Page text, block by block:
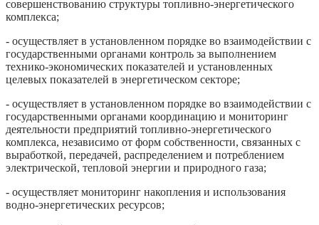
совершенствованию структуры топливно-энергетического
комплекса;
- осуществляет в установленном порядке во взаимодействии с
государственными органами контроль за выполнением
технико-экономических показателей и установленных
целевых показателей в энергетическом секторе;
- осуществляет в установленном порядке во взаимодействии с
государственными органами координацию и мониторинг
деятельности предприятий топливно-энергетического
комплекса, независимо от форм собственности, связанных с
выработкой, передачей, распределением и потреблением
электрической, тепловой энергии и природного газа;
- осуществляет мониторинг накопления и использования
водно-энергетических ресурсов;